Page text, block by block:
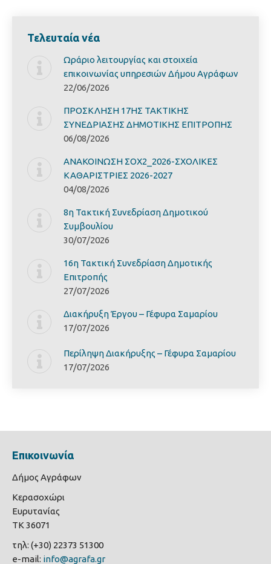
Τελευταία νέα
Ωράριο λειτουργίας και στοιχεία
επικοινωνίας υπηρεσιών Δήμου Αγράφων
22/06/2026
ΠΡΟΣΚΛΗΣΗ 17ΗΣ ΤΑΚΤΙΚΗΣ
ΣΥΝΕΔΡΙΑΣΗΣ ΔΗΜΟΤΙΚΗΣ ΕΠΙΤΡΟΠΗΣ
06/08/2026
ΑΝΑΚΟΙΝΩΣΗ ΣΟΧ2_2026-ΣΧΟΛΙΚΕΣ
ΚΑΘΑΡΙΣΤΡΙΕΣ 2026-2027
04/08/2026
8η Τακτική Συνεδρίαση Δημοτικού
Συμβουλίου
30/07/2026
16η Τακτική Συνεδρίαση Δημοτικής
Επιτροπής
27/07/2026
Διακήρυξη Έργoυ – Γέφυρα Σαμαρίoυ
17/07/2026
Περίληψη Διακήρυξης – Γέφυρα Σαμαρίoυ
17/07/2026
Επικοινωνία
Δήμος Αγράφων
Κερασοχώρι
Ευρυτανίας
ΤΚ 36071
τηλ: (+30) 22373 51300
e-mail: info@agrafa.gr